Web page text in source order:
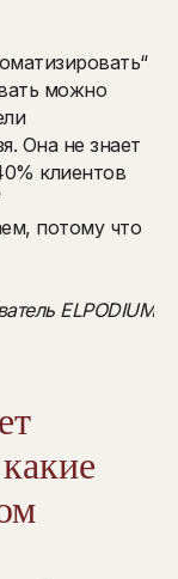
можно
Она не знает
клиентов
потому что
ELPODIUM